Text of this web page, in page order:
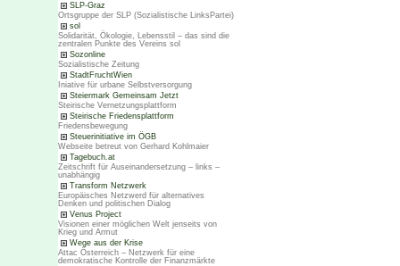
SLP-Graz
Ortsgruppe der SLP (Sozialistische LinksPartei)
sol
Solidarität, Ökologie, Lebensstil – das sind die
zentralen Punkte des Vereins sol
Sozonline
Sozialistische Zeitung
StadtFruchtWien
Iniative für urbane Selbstversorgung
Steiermark Gemeinsam Jetzt
Steirische Vernetzungsplattform
Steirische Friedensplattform
Friedensbewegung
Steuerinitiative im ÖGB
Webseite betreut von Gerhard Kohlmaier
Tagebuch.at
Zeitschrift für Auseinandersetzung – links –
unabhängig
Transform Netzwerk
Europäisches Netzwerd für alternatives
Denken und politischen Dialog
Venus Project
Visionen einer möglichen Welt jenseits von
Krieg und Armut
Wege aus der Krise
Attac Österreich – Netzwerk für eine
demokratische Kontrolle der Finanzmärkte